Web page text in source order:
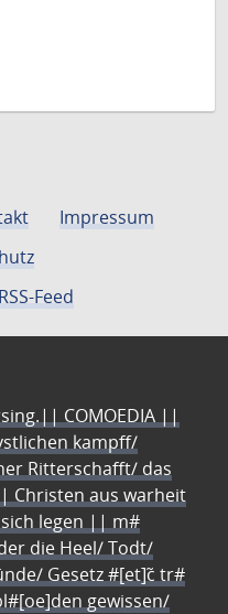
Impressum
RSS-Feed
COMOEDIA ||
kampff/
Ritterschafft/ das
Christen aus warheit
legen || m#
die Heel/ Todt/
Gesetz #[et]c̃ tr#
gewissen/